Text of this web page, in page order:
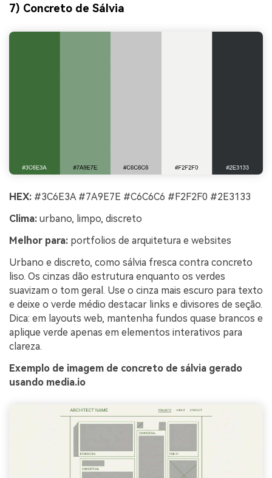
7) Concreto de Sálvia
HEX: #3C6E3A #7A9E7E #C6C6C6 #F2F2F0 #2E3133
Clima: urbano, limpo, discreto
Melhor para: portfolios de arquitetura e websites
Urbano e discreto, como sálvia fresca contra concreto
liso. Os cinzas dão estrutura enquanto os verdes
suavizam o tom geral. Use o cinza mais escuro para texto
e deixe o verde médio destacar links e divisores de seção.
Dica: em layouts web, mantenha fundos quase brancos e
aplique verde apenas em elementos interativos para
clareza.
Exemplo de imagem de concreto de sálvia gerado
usando media.io